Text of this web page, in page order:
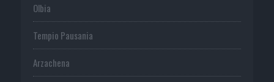
Olbia
Tempio Pausania
Arzachena